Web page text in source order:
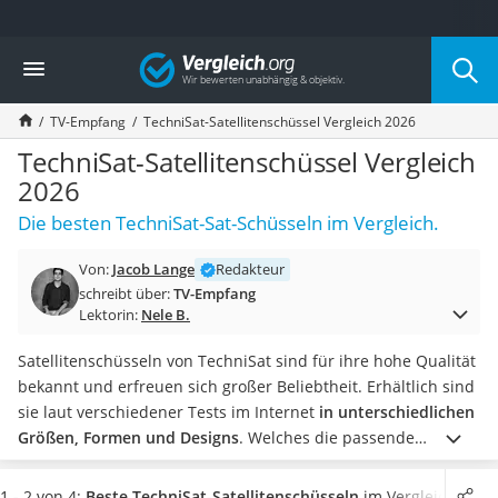
Die beliebtesten Vergleiche nach Kategorie
Elektronik
Powerstation
Monitor 32 Zoll 4K
Fernseher
Drucker
Desktop-PC
Monitor
Laser-Multifunktionsdrucker
Powerline-Adapter
Powerstation mit Solarpanel
Gaming-PC
Soundbar
17-Zoll-Laptop
Satellitenschüssel
Gaming-Headset
Vergleich
TV-Empfang TechniSat-Satellitenschüssel Vergleich 2026
TechniSat-Satellitenschüssel Vergleich
2026
Die besten TechniSat-Sat-Schüsseln im Vergleich.
Von: Jacob Lange
Redakteur
schreibt über:TV-Empfang
Lektorin: Nele B.
Satellitenschüsseln von TechniSat sind für ihre hohe Qualität
bekannt und erfreuen sich großer Beliebtheit. Erhältlich sind
sie laut verschiedener Tests im Internet in unterschiedlichen
Größen, Formen und Designs. Welches die passende
Satellitenschüsselvon TechniSat für Sie ist, hängt von
verschiedenen Gegebenheiten wie derPosition der